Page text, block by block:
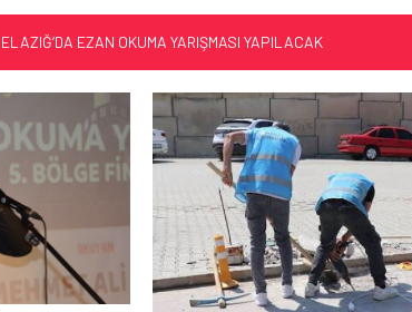
ELAZIĞ’DA EZAN OKUMA YARIŞMASI YAPILACAK
DENETİMLİ SERBESTLİĞİN DESTEK ELİ
TURİZMDE İLK DURAK BUZLUK MAĞARASI
71 KENTTE OPERASYON
TÜRK DÜNYASI BAŞKENTLERİ